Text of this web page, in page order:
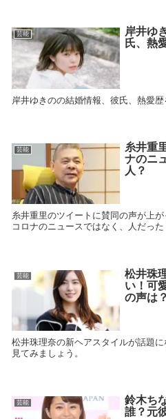
芸能
岸井ゆ
氏、熱
岸井ゆきのの結婚情報、彼氏、熱愛歴
芸能
糸井重
ナのニ
人？
糸井重里のツイートに賛同の声が上
コロナのニュースではなく、人だった
芸能
松井珠
い！可
の声は？
松井珠理奈の新ヘアスタイルが話題
見てみましょう。
芸能
鈴木ち
誰？元